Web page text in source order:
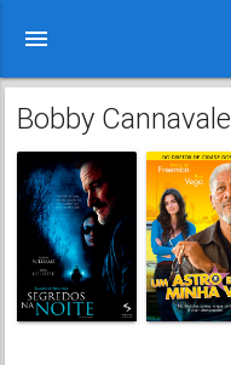
menu
Bobby Cannavale